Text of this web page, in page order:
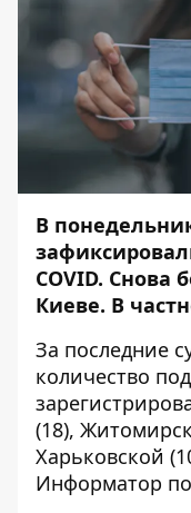
В
COVID. Снова
Киеве. В
За последние
количество
(18),
Харьковской
Информатор